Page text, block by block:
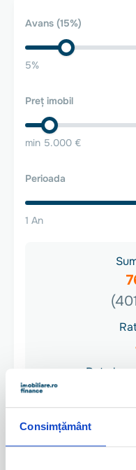
Consimțământ
Avans (15%)
5%
Preț imobil
min 5.000 €
Perioada
1 An
Rata
Pentru o
discutăm!